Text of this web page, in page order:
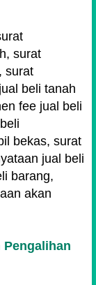
surat
surat
beli tanah
fee jual beli
bekas, surat
jual beli
barang,
akan
Pengalihan